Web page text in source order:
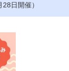
日開催）